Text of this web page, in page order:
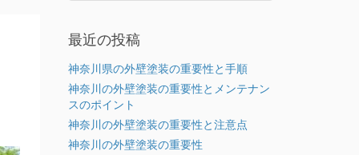
最近の投稿
神奈川県の外壁塗装の重要性と手順
神奈川の外壁塗装の重要性とメンテナン
スのポイント
神奈川の外壁塗装の重要性と注意点
神奈川の外壁塗装の重要性